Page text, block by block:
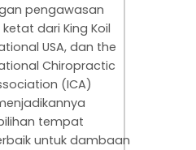
pengawasan
dari King Koil
USA, dan the
Chiropractic
(ICA)
enjadikannya
tempat
untuk dambaan